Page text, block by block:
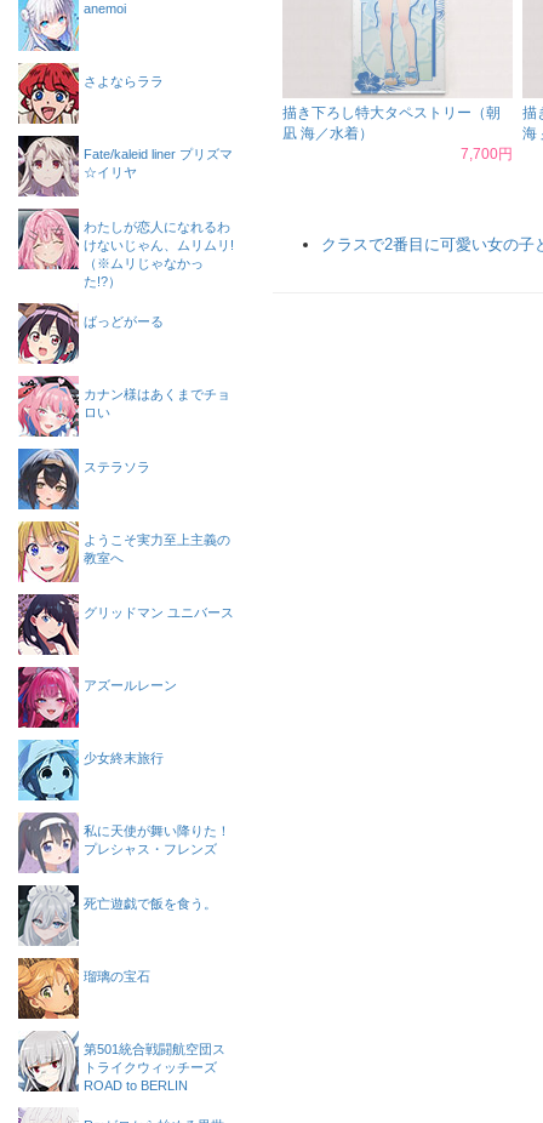
描き下ろし特大タペストリー（朝
凪 海／水着）
7,700円
描
海
クラスで2番目に可愛い女の子
anemoi
さよならララ
Fate/kaleid liner プリズマ
☆イリヤ
わたしが恋人になれるわ
けないじゃん、ムリムリ!
（※ムリじゃなかっ
た!?）
ばっどがーる
カナン様はあくまでチョ
ロい
ステラソラ
ようこそ実力至上主義の
教室へ
グリッドマン ユニバース
アズールレーン
少女終末旅行
私に天使が舞い降りた！
プレシャス・フレンズ
死亡遊戯で飯を食う。
瑠璃の宝石
第501統合戦闘航空団ス
トライクウィッチーズ
ROAD to BERLIN